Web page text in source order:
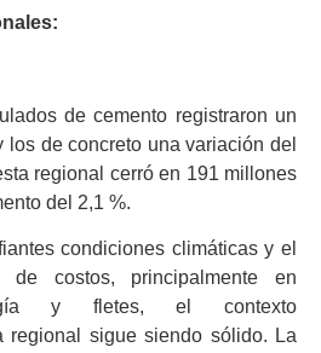
de cemento registraron un
los de concreto una variación del
regional cerró en 191 millones
del 2,1 %.
condiciones climáticas y el
costos, principalmente en
y fletes, el contexto
regional sigue siendo sólido. La